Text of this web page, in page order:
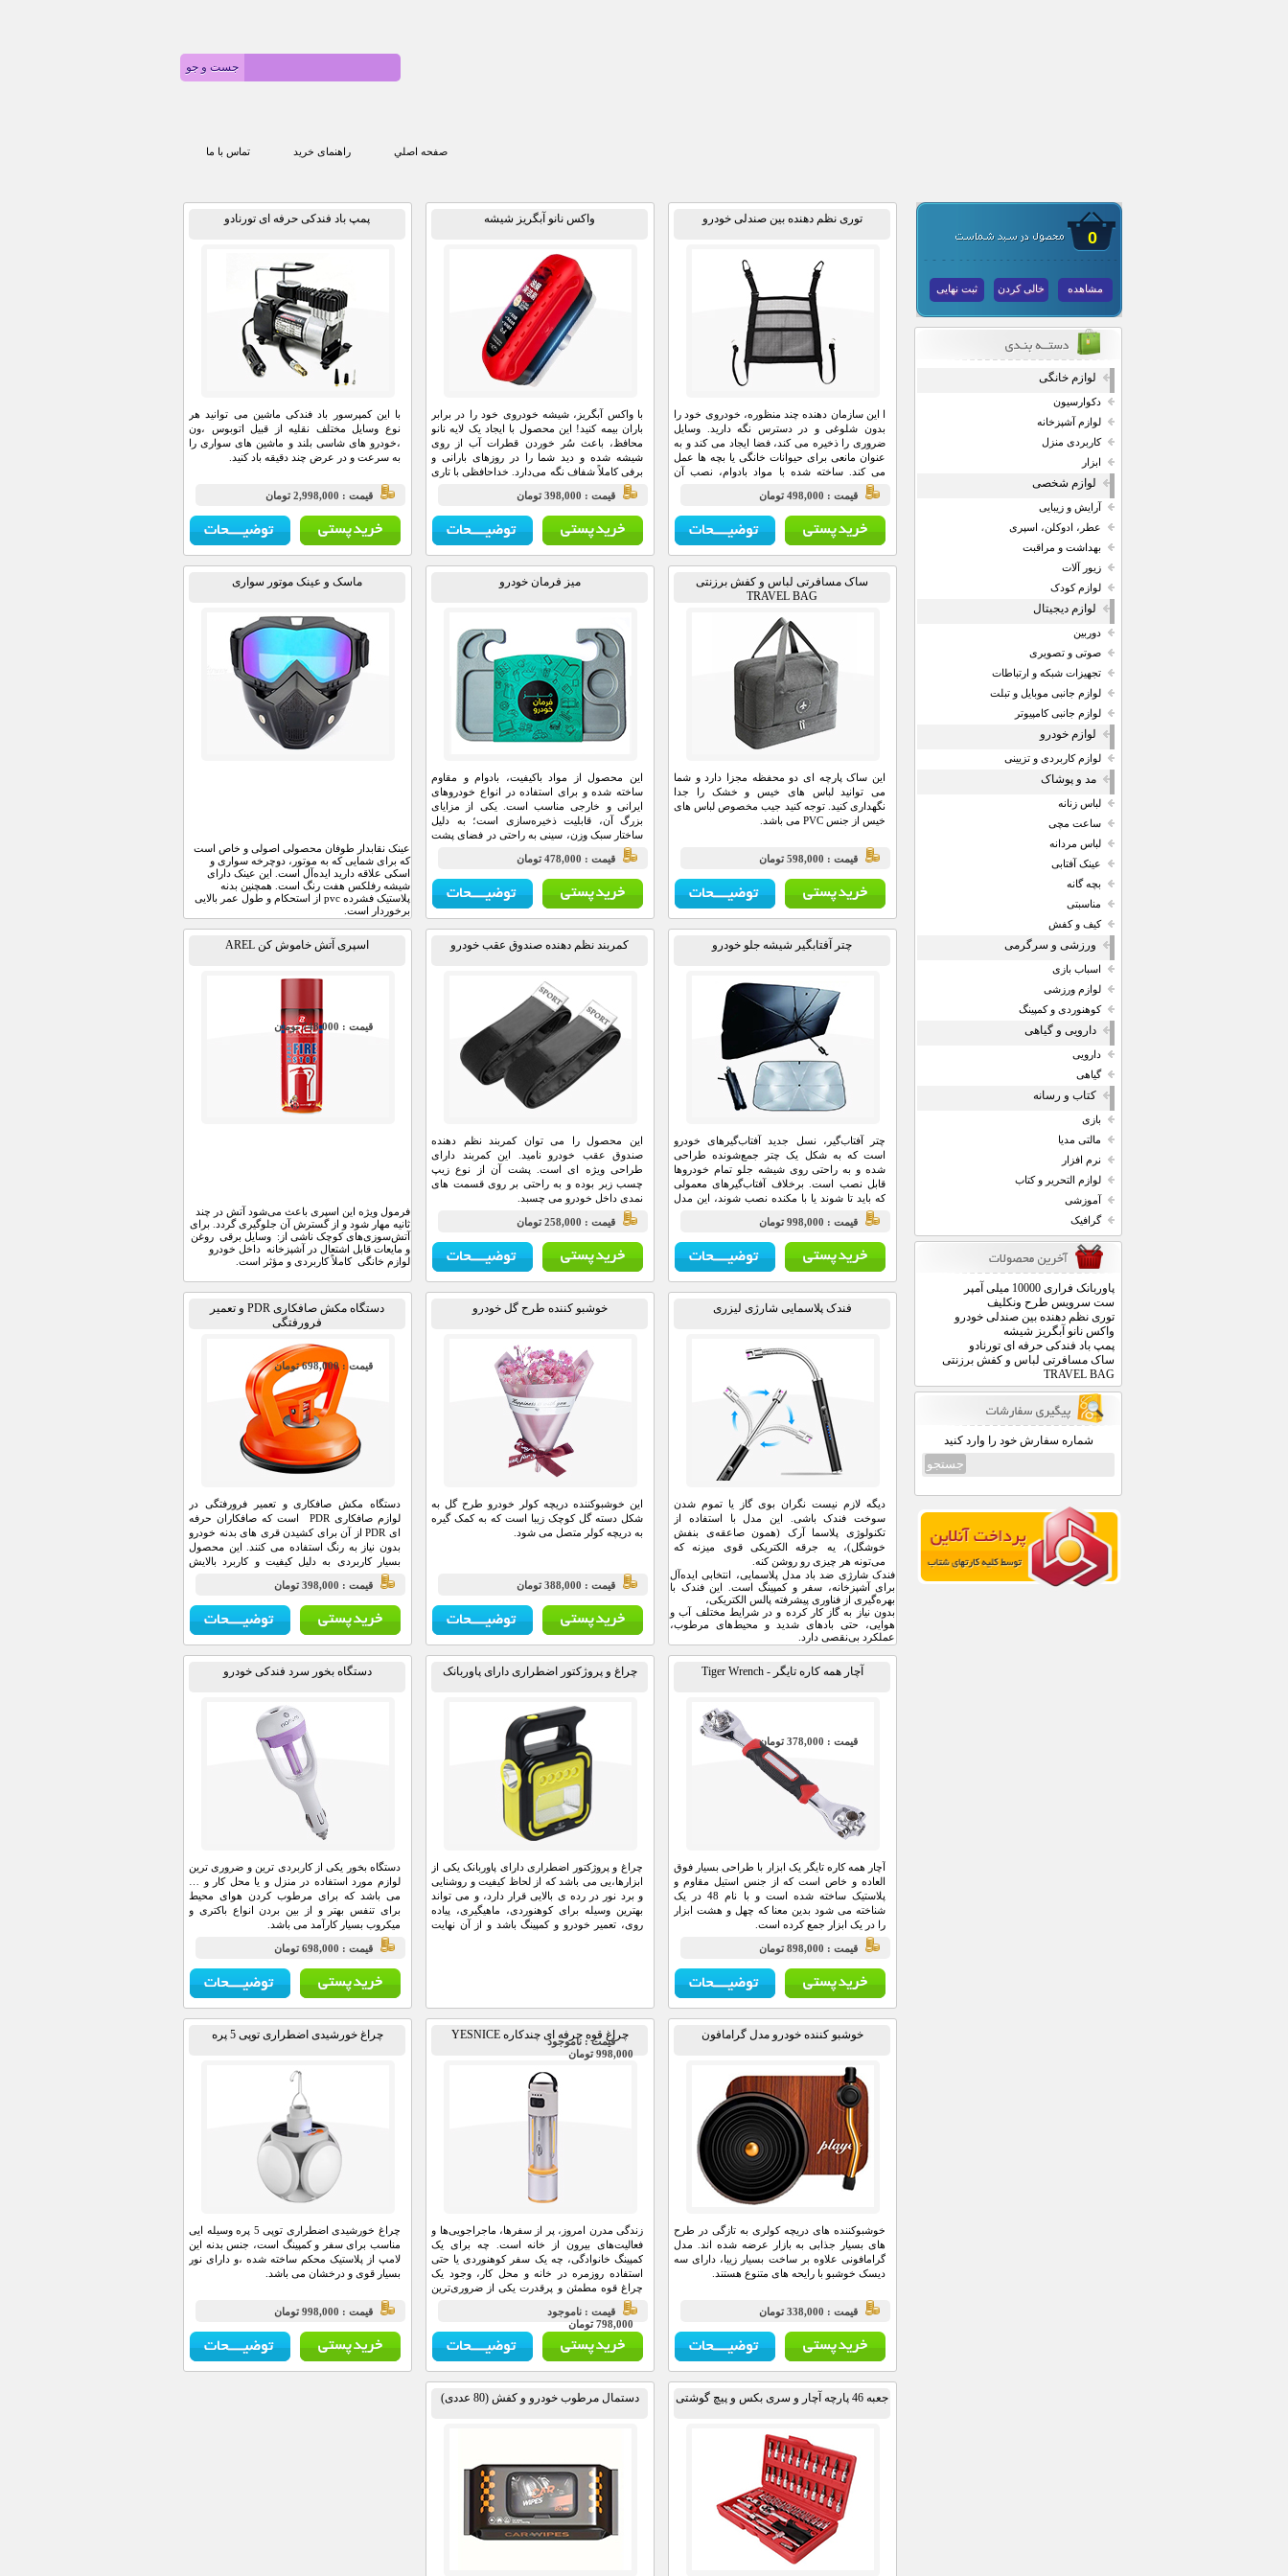
صفحه اصلي راهنمای خرید تماس با ما
0
مشاهده خالی کردن ثبت نهایی
لوازم خانگی
دکوارسیون
لوازم آشپزخانه
کاربردی منزل
ابزار
لوازم شخصی
آرایش و زیبایی
عطر، ادوکلن، اسپری
بهداشت و مراقبت
زیور آلات
لوازم کودک
لوازم دیجیتال
دوربین
صوتی و تصویری
تجهیزات شبکه و ارتباطات
لوازم جانبی موبایل و تبلت
لوازم جانبی کامپیوتر
لوازم خودرو
لوازم کاربردی و تزیینی
مد و پوشاک
لباس زنانه
ساعت مچی
لباس مردانه
عینک آفتابی
بچه گانه
مناسبتی
کیف و کفش
ورزشی و سرگرمی
اسباب بازی
لوازم ورزشی
کوهنوردی و کمپینگ
دارویی و گیاهی
دارویی
گیاهی
کتاب و رسانه
بازی
مالتی مدیا
نرم افزار
لوازم التحریر و کتاب
آموزشی
گرافیک
پاوربانک فراری 10000 میلی آمپر
ست سرویس طرح ونکلیف
توری نظم دهنده بین صندلی خودرو
واکس نانو آبگریز شیشه
پمپ باد فندکی حرفه ای تورنادو
ساک مسافرتی لباس و کفش برزنتی
TRAVEL BAG
شماره سفارش خود را وارد کنید
توری نظم دهنده بین صندلی خودرو
ا این سازمان دهنده چند منظوره، خودروی خود را
بدون شلوغی و در دسترس نگه دارید. وسایل
ضروری را ذخیره می کند، فضا ایجاد می کند و به
عنوان مانعی برای حیوانات خانگی یا بچه ها عمل
می کند. ساخته شده با مواد بادوام، نصب آن
آسان است و متناسب با مدل های مختلف خودرو
است.
قيمت : 498,000 تومان
واکس نانو آبگریز شیشه
با واکس آبگریز، شیشه خودروی خود را در برابر
باران بیمه کنید! این محصول با ایجاد یک لایه نانو
محافظ، باعث سُر خوردن قطرات آب از روی
شیشه شده و دید شما را در روزهای بارانی و
برفی کاملاً شفاف نگه می‌دارد. خداحافظی با تاری
دید و صدای برف‌پاک‌کن.
قيمت : 398,000 تومان
پمپ باد فندکی حرفه ای تورنادو
با این کمپرسور باد فندکی ماشین می توانید هر
نوع وسایل مختلف نقلیه از قبیل اتوبوس ،ون
،خودرو های شاسی بلند و ماشین های سواری را
به سرعت و در عرض چند دقیقه باد کنید.
قيمت : 2,998,000 تومان
ساک مسافرتی لباس و کفش برزنتی
TRAVEL BAG
این ساک پارچه ای دو محفظه مجزا دارد و شما
می توانید لباس های خیس و خشک را جدا
نگهداری کنید. توجه کنید جیب مخصوص لباس های
خیس از جنس PVC می باشد.
قيمت : 598,000 تومان
میز فرمان خودرو
این محصول از مواد باکیفیت، بادوام و مقاوم
ساخته شده و برای استفاده در انواع خودروهای
ایرانی و خارجی مناسب است. یکی از مزایای
بزرگ آن، قابلیت ذخیره‌سازی است؛ به دلیل
ساختار سبک وزن، سینی به راحتی در فضای پشت
× ۲۶ × ۴۱ سانتی‌متر است، که نشان‌دهنده
طراحی فشرده آن است. این ویژگی‌ها سینی را به
یک هدیه فوق‌العاده کاربردی برای هر راننده‌ای
تبدیل می‌کند.
قيمت : 478,000 تومان
ماسک و عینک موتور سواری
عینک نقابدار طوفان محصولی اصولی و خاص است
که برای شمایی که به موتور، دوچرخه سواری و
اسکی علاقه دارید ایده‌آل است. این عینک دارای
شیشه رفلکس هفت رنگ است. همچنین بدنه
پلاستیک فشرده pvc از استحکام و طول عمر بالایی
برخوردار است.
قيمت : 748,000 تومان
چتر آفتابگیر شیشه جلو خودرو
چتر آفتاب‌گیر، نسل جدید آفتاب‌گیرهای خودرو
است که به شکل یک چتر جمع‌شونده طراحی
شده و به راحتی روی شیشه جلو تمام خودروها
قابل نصب است. برخلاف آفتاب‌گیرهای معمولی
که باید تا شوند یا با مکنده نصب شوند، این مدل
مانند باز کردن یک چتر معمولی عمل می‌کند و کل
سطح شیشه جلو را پوشش می‌دهد.
قيمت : 998,000 تومان
کمربند نظم دهنده صندوق عقب خودرو
این محصول را می توان کمربند نظم دهنده
صندوق عقب خودرو نامید. این کمربند دارای
طراحی ویژه ای است. پشت آن از نوع زیپ
چسب زبر بوده و به راحتی بر روی قسمت های
نمدی داخل خودرو می چسبد.
قيمت : 258,000 تومان
اسپری آتش خاموش کن AREL
فرمول ویژه این اسپری باعث می‌شود آتش در چند
ثانیه مهار شود و از گسترش آن جلوگیری گردد. برای
آتش‌سوزی‌های کوچک ناشی از: وسایل برقی روغن
و مایعات قابل اشتعال در آشپزخانه داخل خودرو
لوازم خانگی کاملاً کاربردی و مؤثر است.
قيمت : 698,000 تومان
فندک پلاسمایی شارژی لیزری
دیگه لازم نیست نگران بوی گاز یا تموم شدن
سوخت فندک باشی. این مدل با استفاده از
تکنولوژی پلاسما آرک (همون صاعقه‌ی بنفش
خوشگل)، یه جرقه الکتریکی قوی میزنه که
می‌تونه هر چیزی رو روشن کنه.
فندک شارژی ضد باد مدل پلاسمایی، انتخابی ایده‌آل
برای آشپزخانه، سفر و کمپینگ است. این فندک با
بهره‌گیری از فناوری پیشرفته پالس الکتریکی،
بدون نیاز به گاز کار کرده و در شرایط مختلف آب و
هوایی، حتی بادهای شدید و محیط‌های مرطوب،
عملکرد بی‌نقصی دارد.
قيمت : 378,000 تومان
خوشبو کننده طرح گل خودرو
این خوشبوکننده دریچه کولر خودرو طرح گل به
شکل دسته گل کوچک زیبا است که به کمک گیره
به دریچه کولر متصل می شود.
قيمت : 388,000 تومان
دستگاه مکش صافکاری PDR و تعمیر
فرورفتگی
دستگاه مکش صافکاری و تعمیر فرورفتگی در
لوازم صافکاری PDR است که صافکاران حرفه
ای PDR از آن برای کشیدن قری های بدنه خودرو
بدون نیاز به رنگ استفاده می کنند. این محصول
بسیار کاربردی به دلیل کیفیت و کاربرد بالایش
مورد توجه بسیاری از متخصصان صافکاری قرار
گرفته است.
قيمت : 398,000 تومان
آچار همه کاره تایگر - Tiger Wrench
آچار همه کاره تایگر یک ابزار با طراحی بسیار فوق
العاده و خاص است که از جنس استیل مقاوم و
پلاستیک ساخته شده است و با نام 48 در یک
شناخته می شود بدین معنا که چهل و هشت ابزار
را در یک ابزار جمع کرده است.
قيمت : 898,000 تومان
چراغ و پروژکتور اضطراری دارای پاوربانک
چراغ و پروژکتور اضطراری دارای پاوربانک یکی از
ابزارها،یی می باشد که از لحاظ کیفیت و روشنایی
و برد نور در رده ی بالایی قرار دارد، و می تواند
بهترین وسیله برای کوهنوردی، ماهیگیری، پیاده
روی، تعمیر خودرو و کمپینگ باشد و از آن نهایت
قيمت : ناموجود
998,000 تومان
دستگاه بخور سرد فندکی خودرو
دستگاه بخور یکی از کاربردی ترین و ضروری ترین
لوازم مورد استفاده در منزل و یا محل کار و …
می باشد که برای مرطوب کردن هوای محیط
برای تنفس بهتر و از بین بردن انواع باکتری و
میکروب بسیار کارآمد می باشد.
قيمت : 698,000 تومان
خوشبو کننده خودرو مدل گرامافون
خوشبوکننده های دریچه کولری به تازگی در طرح
های بسیار جذابی به بازار عرضه شده اند. مدل
گرامافونی علاوه بر ساخت بسیار زیبا، دارای سه
دیسک خوشبو با رایحه های متنوع هستند.
قيمت : 338,000 تومان
چراغ قوه حرفه ای چندکاره YESNICE
زندگی مدرن امروز، پر از سفرها، ماجراجویی‌ها و
فعالیت‌های بیرون از خانه است. چه برای یک
کمپینگ خانوادگی، چه یک سفر کوهنوردی یا حتی
استفاده روزمره در خانه و محل کار، وجود یک
چراغ قوه مطمئن و پرقدرت یکی از ضروری‌ترین
تجهیزات محسوب می‌شود.
قيمت : ناموجود
798,000 تومان
چراغ خورشیدی اضطراری توپی 5 پره
چراغ خورشیدی اضطراری توپی 5 پره وسیله ایی
مناسب برای سفر و کمپینگ است، جنس بدنه این
لامپ از پلاستیک محکم ساخته شده ،و دارای نور
بسیار قوی و درخشان می باشد.
قيمت : 998,000 تومان
جعبه 46 پارچه آچار و سری بکس و پیچ گوشتی دستمال مرطوب خودرو و کفش (80 عددی)